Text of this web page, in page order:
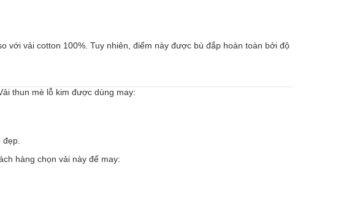
với vải cotton 100%. Tuy nhiên, điểm này được bù đắp hoàn toàn bởi độ
thun mè lỗ kim được dùng may:
hàng chọn vải này để may: